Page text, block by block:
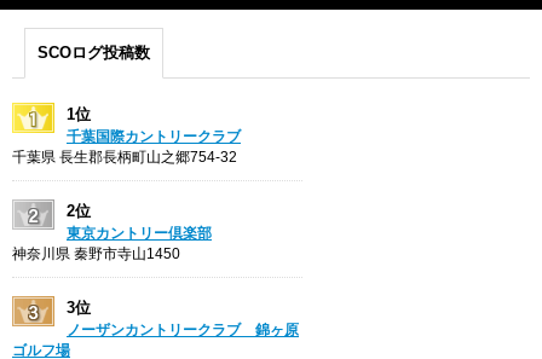
SCOログ投稿数
1位
千葉国際カントリークラブ
千葉県 長生郡長柄町山之郷754-32
2位
東京カントリー倶楽部
神奈川県 秦野市寺山1450
3位
ノーザンカントリークラブ 錦ヶ原
ゴルフ場